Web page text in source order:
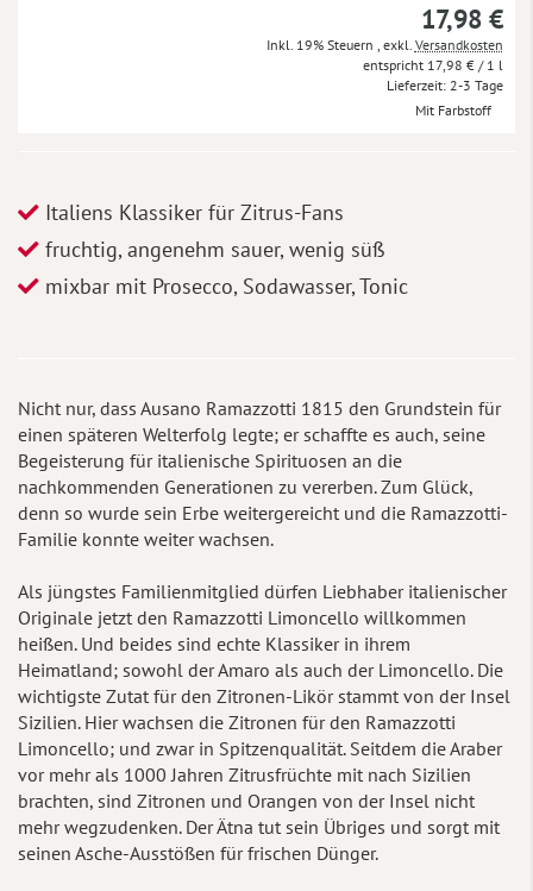
17,98 €
Inkl. 19% Steuern exkl. Versandkosten
17,98 € / 1 l
Lieferzeit 2-3 Tage
Mit Farbstoff
Italiens Klassiker für Zitrus-Fans
fruchtig, angenehm sauer, wenig süß
mixbar mit Prosecco, Sodawasser, Tonic
Nicht nur, dass Ausano Ramazzotti 1815 den Grundstein für
einen späteren Welterfolg legte; er schaffte es auch, seine
Begeisterung für italienische Spirituosen an die
nachkommenden Generationen zu vererben. Zum Glück,
denn so wurde sein Erbe weitergereicht und die Ramazzotti-
Familie konnte weiter wachsen.
Als jüngstes Familienmitglied dürfen Liebhaber italienischer
Originale jetzt den Ramazzotti Limoncello willkommen
heißen. Und beides sind echte Klassiker in ihrem
Heimatland; sowohl der Amaro als auch der Limoncello. Die
wichtigste Zutat für den Zitronen-Likör stammt von der Insel
Sizilien. Hier wachsen die Zitronen für den Ramazzotti
Limoncello; und zwar in Spitzenqualität. Seitdem die Araber
vor mehr als 1000 Jahren Zitrusfrüchte mit nach Sizilien
brachten, sind Zitronen und Orangen von der Insel nicht
mehr wegzudenken. Der Ätna tut sein Übriges und sorgt mit
seinen Asche-Ausstößen für frischen Dünger.